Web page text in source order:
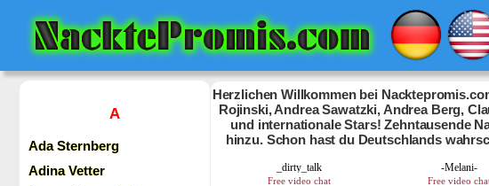
A
Ada Sternberg
Adina Vetter
Herzlichen Willkommen bei
Rojinski, Andrea Sawatzki, Andrea Berg,
und internationale Stars! Zehntausende
hinzu. Schon hast du Deutschlands